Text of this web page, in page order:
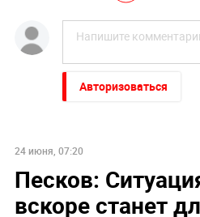
Авторизоваться
24 июня, 07:20
Песков:
вскоре станет